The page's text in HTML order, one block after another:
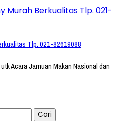
Tlp. 021-82619088
Acara Jamuan Makan Nasional dan